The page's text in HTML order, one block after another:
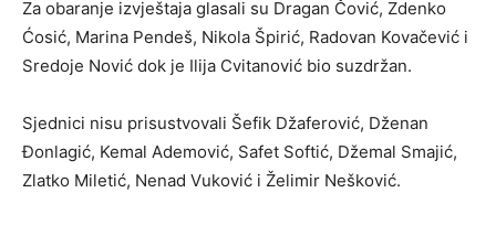
Za obaranje izvještaja glasali su Dragan Čović, Zdenko
Ćosić, Marina Pendeš, Nikola Špirić, Radovan Kovačević i
Sredoje Nović dok je Ilija Cvitanović bio suzdržan.
Sjednici nisu prisustvovali Šefik Džaferović, Dženan
Đonlagić, Kemal Ademović, Safet Softić, Džemal Smajić,
Zlatko Miletić, Nenad Vuković i Želimir Nešković.